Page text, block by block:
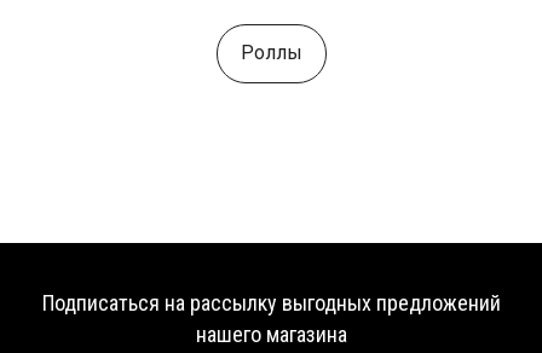
Роллы
Подписаться на рассылку выгодных предложений
нашего магазина